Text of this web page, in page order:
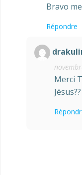
Bravo
Répondre
Merci